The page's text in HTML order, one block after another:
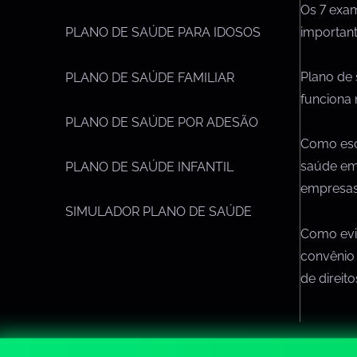
PLANO DE SAÚDE PARA IDOSOS
PLANO DE SAÚDE FAMILIAR
PLANO DE SAÚDE POR ADESÃO
PLANO DE SAÚDE INFANTIL
SIMULADOR PLANO DE SAÚDE
Os 7
Plano de
funciona
Como
saúde
Como
de